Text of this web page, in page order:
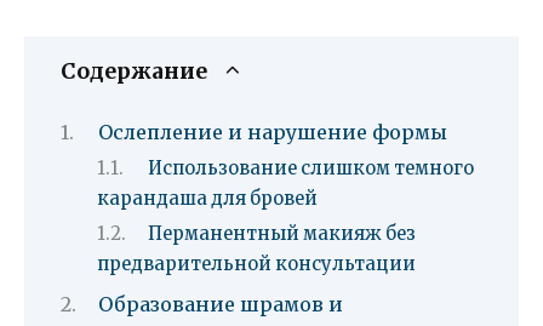
Содержание
Ослепление и нарушение формы
Использование слишком темного
карандаша для бровей
Перманентный макияж без
предварительной консультации
Образование шрамов и